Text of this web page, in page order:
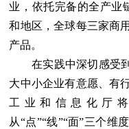
业，依托完备的全产业
和地区，全球每三家商
产品。
在实践中深切感受到
大中小企业有意愿、有
工业和信息化厅
从“点”“线”“面”三个维